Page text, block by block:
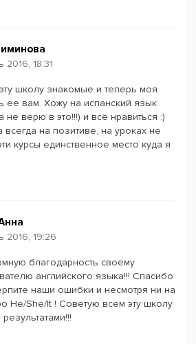
2016, 18:31
школу знакомые и теперь моя
ее вам. Хожу на испанский язык
не верю в это!!!) и всё нравиться :)
на позитиве, на уроках не
курсы единственное место куда я
2016, 19:26
благодарность своему
английского языка!!! Спасибо
наши ошибки и несмотря ни на
He/She/It ! Советую всем эту школу